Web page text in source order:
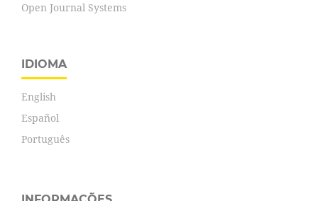
Open Journal Systems
IDIOMA
English
Español
Português